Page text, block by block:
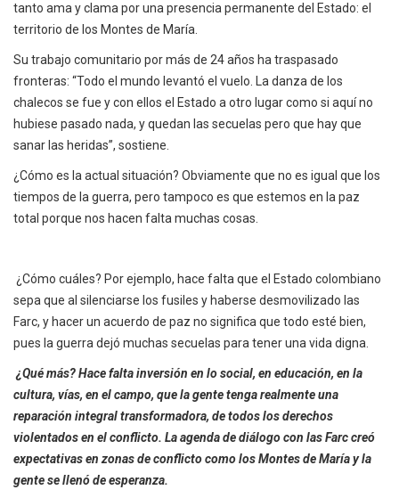
tanto ama y clama por una presencia permanente del Estado: el
territorio de los Montes de María.
Su trabajo comunitario por más de 24 años ha traspasado
fronteras: “Todo el mundo levantó el vuelo. La danza de los
chalecos se fue y con ellos el Estado a otro lugar como si aquí no
hubiese pasado nada, y quedan las secuelas pero que hay que
sanar las heridas”, sostiene.
¿Cómo es la actual situación? Obviamente que no es igual que los
tiempos de la guerra, pero tampoco es que estemos en la paz
total porque nos hacen falta muchas cosas.
¿Cómo cuáles? Por ejemplo, hace falta que el Estado colombiano
sepa que al silenciarse los fusiles y haberse desmovilizado las
Farc, y hacer un acuerdo de paz no significa que todo esté bien,
pues la guerra dejó muchas secuelas para tener una vida digna.
¿Qué más? Hace falta inversión en lo social, en educación, en la
cultura, vías, en el campo, que la gente tenga realmente una
reparación integral transformadora, de todos los derechos
violentados en el conflicto. La agenda de diálogo con las Farc creó
expectativas en zonas de conflicto como los Montes de María y la
gente se llenó de esperanza.